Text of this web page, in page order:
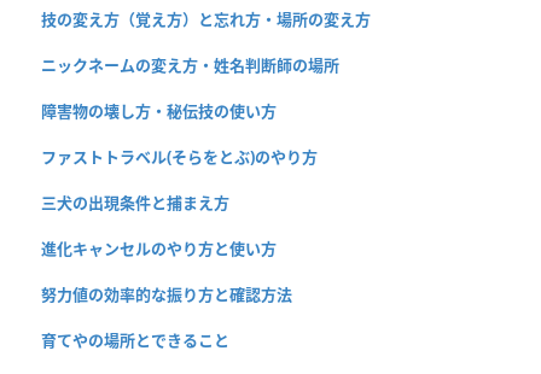
技の変え方（覚え方）と忘れ方・場所の変え方
ニックネームの変え方・姓名判断師の場所
障害物の壊し方・秘伝技の使い方
ファストトラベル(そらをとぶ)のやり方
三犬の出現条件と捕まえ方
進化キャンセルのやり方と使い方
努力値の効率的な振り方と確認方法
育てやの場所とできること